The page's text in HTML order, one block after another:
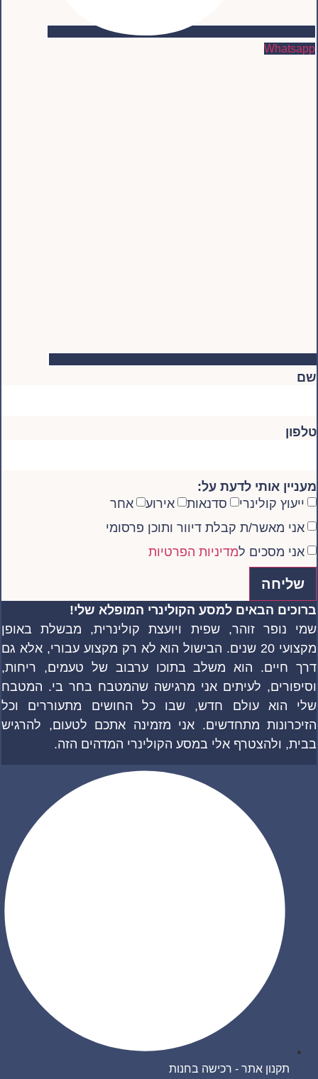
Whatsapp
שם
טלפון
מעניין אותי לדעת על:
ייעוץ קולינרי
סדנאות אירוע
אחר
אני מאשר/ת קבלת דיוור ותוכן פרסומי
אני מסכים למדיניות הפרטיות
שליחה
ברוכים הבאים למסע הקולינרי המופלא שלי!
שמי נופר זוהר, שפית ויועצת קולינרית, מבשלת באופן
מקצועי 20 שנים. הבישול הוא לא רק מקצוע עבורי, אלא גם
דרך חיים. הוא משלב בתוכו ערבוב של טעמים, ריחות,
וסיפורים, לעיתים אני מרגישה שהמטבח בחר בי. המטבח
שלי הוא עולם חדש, שבו כל החושים מתעוררים וכל
הזיכרונות מתחדשים. אני מזמינה אתכם לטעום, להרגיש
בבית, ולהצטרף אלי במסע הקולינרי המדהים הזה.
תקנון אתר - רכישה בחנות